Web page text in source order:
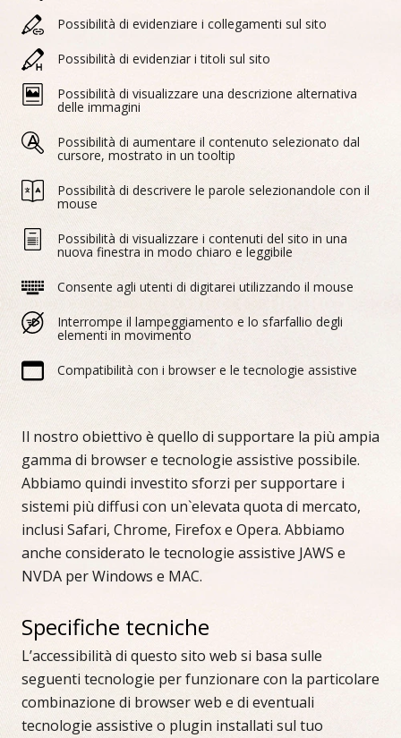
Possibilità di evidenziare i collegamenti sul sito
Possibilità di evidenziar i titoli sul sito
Possibilità di visualizzare una descrizione alternativa
delle immagini
Possibilità di aumentare il contenuto selezionato dal
cursore, mostrato in un tooltip
Possibilità di descrivere le parole selezionandole con il
mouse
Possibilità di visualizzare i contenuti del sito in una
nuova finestra in modo chiaro e leggibile
Consente agli utenti di digitarei utilizzando il mouse
Interrompe il lampeggiamento e lo sfarfallio degli
elementi in movimento
Compatibilità con i browser e le tecnologie assistive
Il nostro obiettivo è quello di supportare la più ampia
gamma di browser e tecnologie assistive possibile.
Abbiamo quindi investito sforzi per supportare i
sistemi più diffusi con un`elevata quota di mercato,
inclusi Safari, Chrome, Firefox e Opera. Abbiamo
anche considerato le tecnologie assistive JAWS e
NVDA per Windows e MAC.
Specifiche tecniche
L’accessibilità di questo sito web si basa sulle
seguenti tecnologie per funzionare con la particolare
combinazione di browser web e di eventuali
tecnologie assistive o plugin installati sul tuo